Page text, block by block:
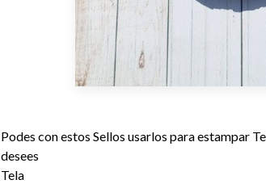
Podes con estos Sellos usarlos para estampar
desees
Tela